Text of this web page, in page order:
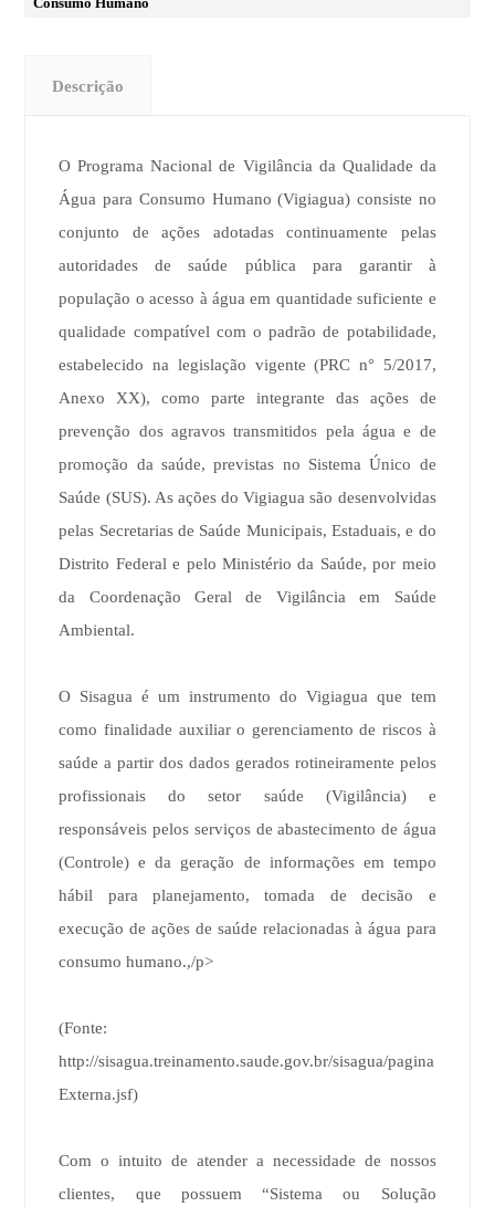
Descrição
O Programa Nacional de Vigilância da Qualidade da
Água para Consumo Humano (Vigiagua) consiste no
conjunto de ações adotadas continuamente pelas
autoridades de saúde pública para garantir à
população o acesso à água em quantidade suficiente e
qualidade compatível com o padrão de potabilidade,
estabelecido na legislação vigente (PRC n° 5/2017,
Anexo XX), como parte integrante das ações de
prevenção dos agravos transmitidos pela água e de
promoção da saúde, previstas no Sistema Único de
Saúde (SUS). As ações do Vigiagua são desenvolvidas
pelas Secretarias de Saúde Municipais, Estaduais, e do
Distrito Federal e pelo Ministério da Saúde, por meio
da Coordenação Geral de Vigilância em Saúde
Ambiental.
O Sisagua é um instrumento do Vigiagua que tem
como finalidade auxiliar o gerenciamento de riscos à
saúde a partir dos dados gerados rotineiramente pelos
profissionais do setor saúde (Vigilância) e
responsáveis pelos serviços de abastecimento de água
(Controle) e da geração de informações em tempo
hábil para planejamento, tomada de decisão e
execução de ações de saúde relacionadas à água para
consumo humano.,/p>
(Fonte:
http://sisagua.treinamento.saude.gov.br/sisagua/pagina
Externa.jsf)
Com o intuito de atender a necessidade de nossos
clientes, que possuem “Sistema ou Solução